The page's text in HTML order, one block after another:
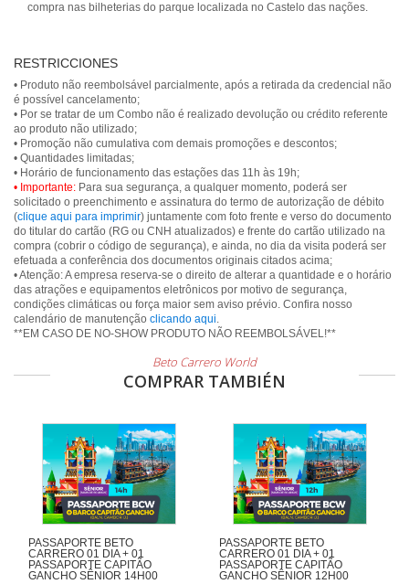
compra nas bilheterias do parque localizada no Castelo das nações.
RESTRICCIONES
• Produto não reembolsável parcialmente, após a retirada da credencial não
é possível cancelamento;
• Por se tratar de um Combo não é realizado devolução ou crédito referente
ao produto não utilizado;
• Promoção não cumulativa com demais promoções e descontos;
• Quantidades limitadas;
• Importante: Para sua segurança, a qualquer momento, poderá ser
solicitado o preenchimento e assinatura do termo de autorização de débito
(clique aqui para imprimir) juntamente com foto frente e verso do documento
do titular do cartão (RG ou CNH atualizados) e frente do cartão utilizado na
compra (cobrir o código de segurança), e ainda, no dia da visita poderá ser
efetuada a conferência dos documentos originais citados acima;
• Atenção: A empresa reserva-se o direito de alterar a quantidade e o horário
das atrações e equipamentos eletrônicos por motivo de segurança,
condições climáticas ou força maior sem aviso prévio. Confira nosso
calendário de manutenção clicando aqui.
**EM CASO DE NO-SHOW PRODUTO NÃO REEMBOLSÁVEL!**
Beto Carrero World
COMPRAR TAMBIÉN
PASSAPORTE BETO
CARRERO 01 DIA + 01
PASSAPORTE CAPITÃO
GANCHO SÊNIOR 14H00
PASSAPORTE BETO
CARRERO 01 DIA + 01
PASSAPORTE CAPITÃO
GANCHO SÊNIOR 12H00